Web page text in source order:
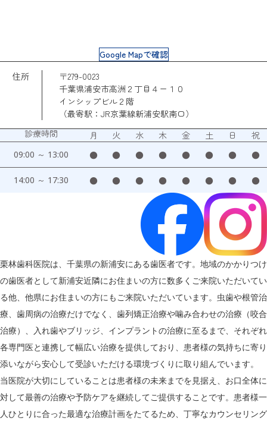
Google Mapで確認
住所
〒279-0023
千葉県浦安市高洲２丁目４ー１０
インシップビル２階
（最寄駅：JR京葉線新浦安駅南口）
診療時間
月 火 水 木 金 土 日 祝
09:00 ～ 13:00 ● ● ● ● ● ● ● ●
14:00 ～ 17:30 ● ● ● ● ● ● ● ●
栗林歯科医院は、千葉県の新浦安にある歯医者です。地域のかかりつけ
の歯医者として新浦安近隣にお住まいの方に数多くご来院いただいてい
る他、他県にお住まいの方にもご来院いただいています。虫歯や根管治
療、歯周病の治療だけでなく、歯列矯正治療や噛み合わせの治療（咬合
治療）、入れ歯やブリッジ、インプラントの治療に至るまで、それぞれ
各専門医と連携して幅広い治療を提供しており、患者様の気持ちに寄り
添いながら安心して受診いただける環境づくりに取り組んでいます。
当医院が大切にしていることは患者様の未来までを見据え、お口全体に
対して最善の治療や予防ケアを継続してご提供することです。患者様一
人ひとりに合った最適な治療計画をたてるため、丁寧なカウンセリング